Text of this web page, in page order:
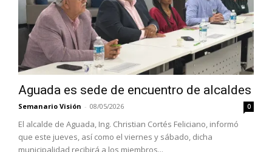
Aguada es sede de encuentro de alcaldes
Semanario Visión - 08/05/2026 0
El alcalde de Aguada, Ing. Christian Cortés Feliciano, informó
que este jueves, así como el viernes y sábado, dicha
municipalidad recibirá a los miembros...